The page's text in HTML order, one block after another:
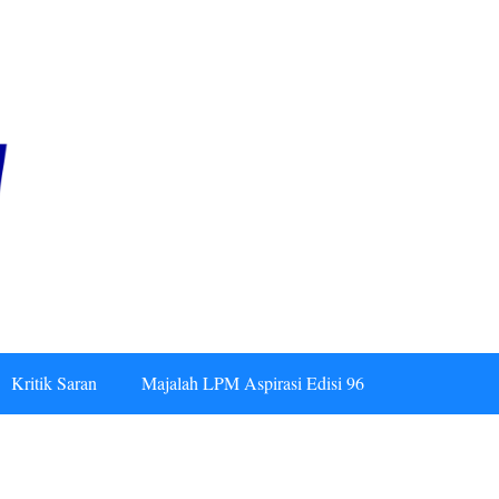
Kritik Saran Majalah LPM Aspirasi Edisi 96